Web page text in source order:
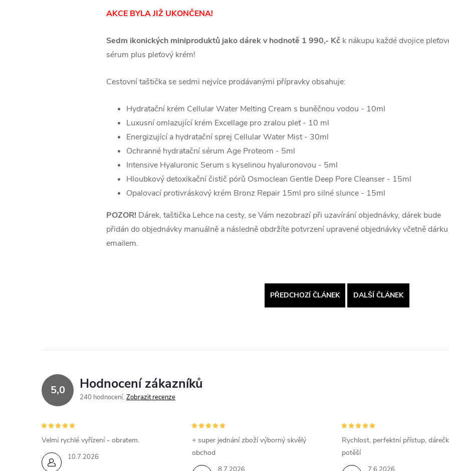
AKCE BYLA JIŽ UKONČENA!
Sedm ikonických miniproduktů jako dárek v hodnotě 1 990,- Kčk nákupu každé dvojice
sérum plus pleťový krém!
Cestovní taštička se sedmi nejvíce prodávanými přípravky obsahuje:
Hydratační krém Cellular Water Melting Cream s buněčnou vodou - 10ml
Luxusní omlazující krém Excellage pro zralou pleť - 10 ml
Energizující a hydratační sprej Cellular Water Mist - 30ml
Ochranné hydratační sérum Age Proteom - 5ml
Intensive Hyaluronic Serum s kyselinou hyaluronovou - 5ml
Hloubkový detoxikační čistič pórů Osmoclean Gentle Deep Pore Cleanser - 15ml
Opalovací protivráskový krém Bronz Repair 15ml pro silné slunce - 15ml
POZOR!Dárek, taštička Lehce na cesty, se Vám nezobrazí při uzavírání objednávky, dárek bude
přidán do objednávky manuálně a následně obdržíte potvrzení upravené objednávky včetně dárku
emailem.
PŘEDCHOZÍ ČLÁNEK DALŠÍ ČLÁNEK
5,0 Hodnocení zákazníků
240 hodnocení Zobrazit recenze
10.7.2026
Velmi rychlé vyřízení - obratem.
+ super jednání zboží výborný skvělý
obchod
Rychlost, perfektní přístup,
potěší